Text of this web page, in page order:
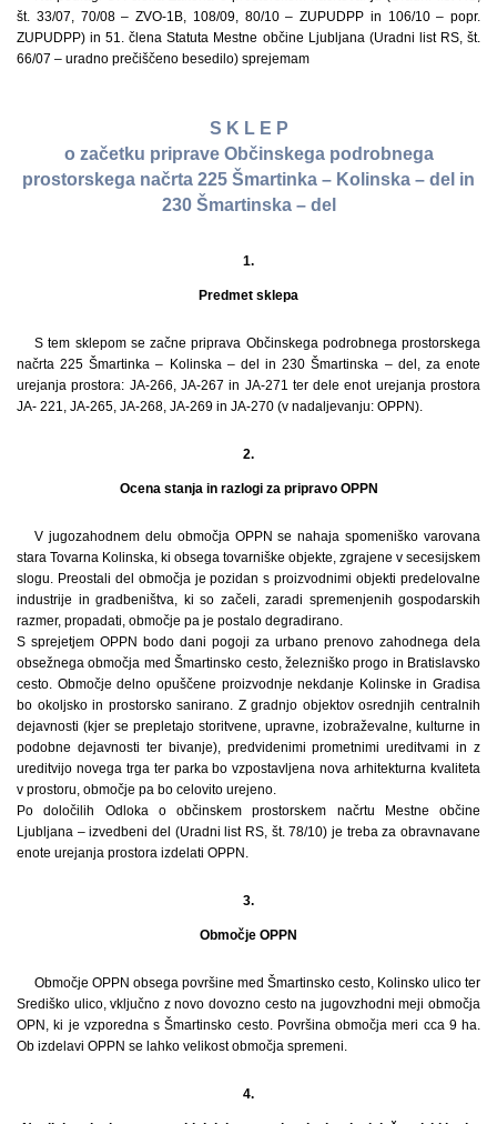
št. 33/07, 70/08 – ZVO-1B, 108/09, 80/10 – ZUPUDPP in 106/10 – popr.
ZUPUDPP) in 51. člena Statuta Mestne občine Ljubljana (Uradni list RS, št.
66/07 – uradno prečiščeno besedilo) sprejemam
S K L E P
o začetku priprave Občinskega podrobnega
prostorskega načrta 225 Šmartinka – Kolinska – del in
230 Šmartinska – del
1.
Predmet sklepa
S tem sklepom se začne priprava Občinskega podrobnega prostorskega
načrta 225 Šmartinka – Kolinska – del in 230 Šmartinska – del, za enote
urejanja prostora: JA-266, JA-267 in JA-271 ter dele enot urejanja prostora
JA- 221, JA-265, JA-268, JA-269 in JA-270 (v nadaljevanju: OPPN).
2.
Ocena stanja in razlogi za pripravo OPPN
V jugozahodnem delu območja OPPN se nahaja spomeniško varovana
stara Tovarna Kolinska, ki obsega tovarniške objekte, zgrajene v secesijskem
slogu. Preostali del območja je pozidan s proizvodnimi objekti predelovalne
industrije in gradbeništva, ki so začeli, zaradi spremenjenih gospodarskih
razmer, propadati, območje pa je postalo degradirano.
S sprejetjem OPPN bodo dani pogoji za urbano prenovo zahodnega dela
obsežnega območja med Šmartinsko cesto, železniško progo in Bratislavsko
cesto. Območje delno opuščene proizvodnje nekdanje Kolinske in Gradisa
bo okoljsko in prostorsko sanirano. Z gradnjo objektov osrednjih centralnih
dejavnosti (kjer se prepletajo storitvene, upravne, izobraževalne, kulturne in
podobne dejavnosti ter bivanje), predvidenimi prometnimi ureditvami in z
ureditvijo novega trga ter parka bo vzpostavljena nova arhitekturna kvaliteta
v prostoru, območje pa bo celovito urejeno.
Po določilih Odloka o občinskem prostorskem načrtu Mestne občine
Ljubljana – izvedbeni del (Uradni list RS, št. 78/10) je treba za obravnavane
enote urejanja prostora izdelati OPPN.
3.
Območje OPPN
Območje OPPN obsega površine med Šmartinsko cesto, Kolinsko ulico ter
Središko ulico, vključno z novo dovozno cesto na jugovzhodni meji območja
OPN, ki je vzporedna s Šmartinsko cesto. Površina območja meri cca 9 ha.
Ob izdelavi OPPN se lahko velikost območja spremeni.
4.